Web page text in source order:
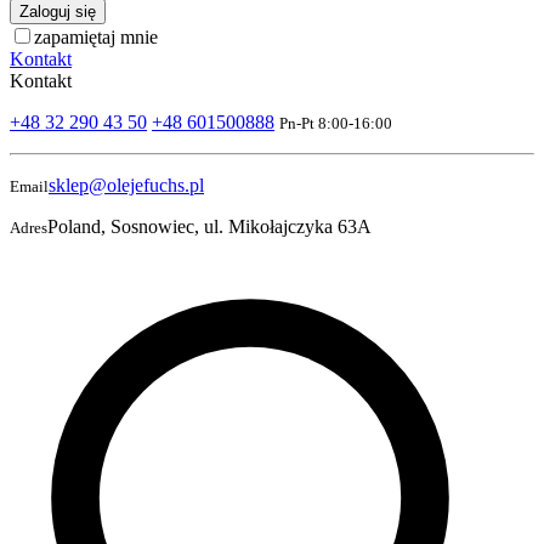
Zaloguj się
zapamiętaj mnie
Kontakt
Kontakt
+48 32 290 43 50 +48 601500888 Pn-Pt 8:00-16:00
Emailsklep@olejefuchs.pl
AdresPoland, Sosnowiec, ul. Mikołajczyka 63A